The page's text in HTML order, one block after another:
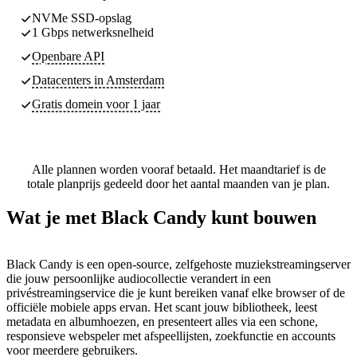
NVMe SSD-opslag
1 Gbps netwerksnelheid
Openbare API
Datacenters in Amsterdam
Gratis domein voor 1 jaar
Alle plannen worden vooraf betaald. Het maandtarief is de
totale planprijs gedeeld door het aantal maanden van je plan.
Wat je met Black Candy kunt bouwen
Black Candy is een open-source, zelfgehoste muziekstreamingserver
die jouw persoonlijke audiocollectie verandert in een
privéstreamingservice die je kunt bereiken vanaf elke browser of de
officiële mobiele apps ervan. Het scant jouw bibliotheek, leest
metadata en albumhoezen, en presenteert alles via een schone,
responsieve webspeler met afspeellijsten, zoekfunctie en accounts
voor meerdere gebruikers.